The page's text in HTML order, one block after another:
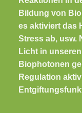
Bildung von
es aktiviert das
Stress ab, usw.
Licht in
Biophotonen
Regulation